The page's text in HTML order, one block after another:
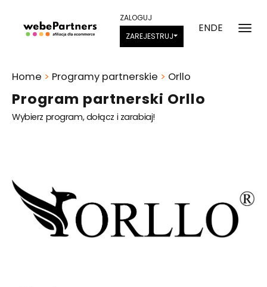
ENDE
ZALOGUJ
ZAREJESTRUJ
Program partnerski Orllo
Wybierz program, dołącz i zarabiaj!
Home > Programy partnerskie > Orllo